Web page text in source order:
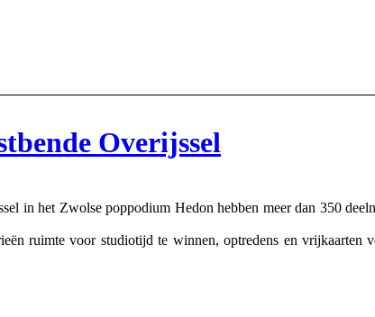
Overijssel
in het Zwolse poppodium Hedon hebben meer dan 350
ruimte voor studiotijd te winnen, optredens en vrijkaarten